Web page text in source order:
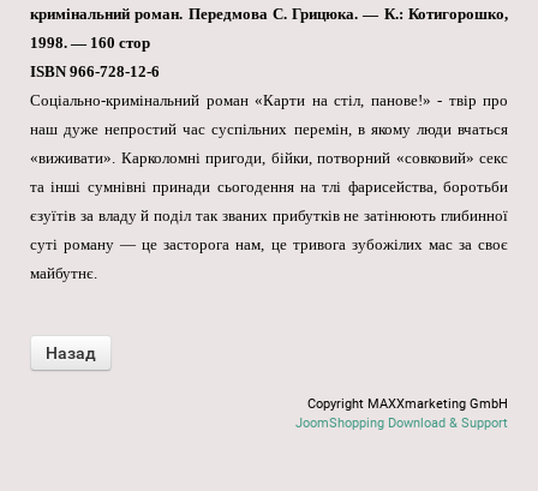
кримінальний роман. Передмова С. Грицюка. — К.: Котигорошко,
1998. — 160 стор
ISBN 966-728-12-6
Соціально-кримінальний роман «Карти на стіл, панове!» - твір про
наш дуже непростий час суспільних перемін, в якому люди вчаться
«виживати». Карколомні пригоди, бійки, потворний «совковий» секс
та інші сумнівні принади сьогодення на тлі фарисейства, боротьби
єзуїтів за владу й поділ так званих прибутків не затінюють глибинної
суті роману — це засторога нам, це тривога зубожілих мас за своє
майбутнє.
Copyright MAXXmarketing GmbH
JoomShopping Download & Support